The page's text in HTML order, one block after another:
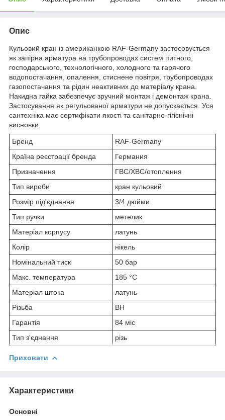
Опис
Кульовий кран із американкою RAF-Germany застосовується
як запірна арматура на трубопроводах систем питного,
господарського, технологічного, холодного та гарячого
водопостачання, опалення, стиснене повітря, трубопроводах
газопостачання та рідин неактивних до матеріалу крана.
Накидна гайка забезпечує зручний монтаж і демонтаж крана.
Застосування як регульованої арматури не допускається. Уся
сантехніка має сертифікати якості та санітарно-гігієнічні
висновки.
Бренд
RAF-Germany
Країна реєстрації бренда
Германия
Призначення
ГВС/ХВС/отоплення
Тип вироби
кран кульовий
Розмір під'єднання
3/4 дюйми
Тип ручки
метелик
Матеріал корпусу
латунь
Колір
нікель
Номінальний тиск
50 бар
Макс. температура
185 °C
Матеріал штока
латунь
Різьба
ВН
Гарантія
84 міс
Тип з'єднання
різь
Приховати
Характеристики
Основні